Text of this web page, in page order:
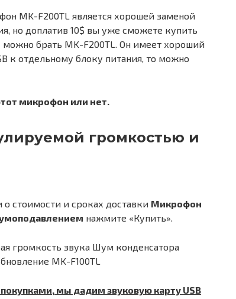
MK-F200TL является хорошей заменой
но доплатив 10$ вы уже сможете купить
можно брать MK-F200TL. Он имеет хороший
к отдельному блоку питания, то можно
микрофон или нет.
громкостью и
стоимости и сроках доставки Микрофон
нажмите «Купить».
громкость звука Шум конденсатора
MK-F100TL
мы дадим звуковую карту USB